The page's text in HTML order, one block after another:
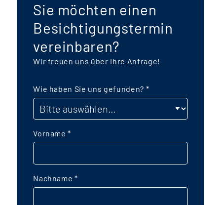
Sie möchten einen
Besichtigungstermin
vereinbaren?
Wir freuen uns über Ihre Anfrage!
Wie haben Sie uns gefunden? *
Vorname*
Nachname*